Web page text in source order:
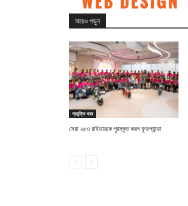
আরও পড়ুন
প্রযুক্তি খবর
সেরা ২৫৩ রাইডারকে পুরস্কৃত করল ফুডপ্যান্ডা